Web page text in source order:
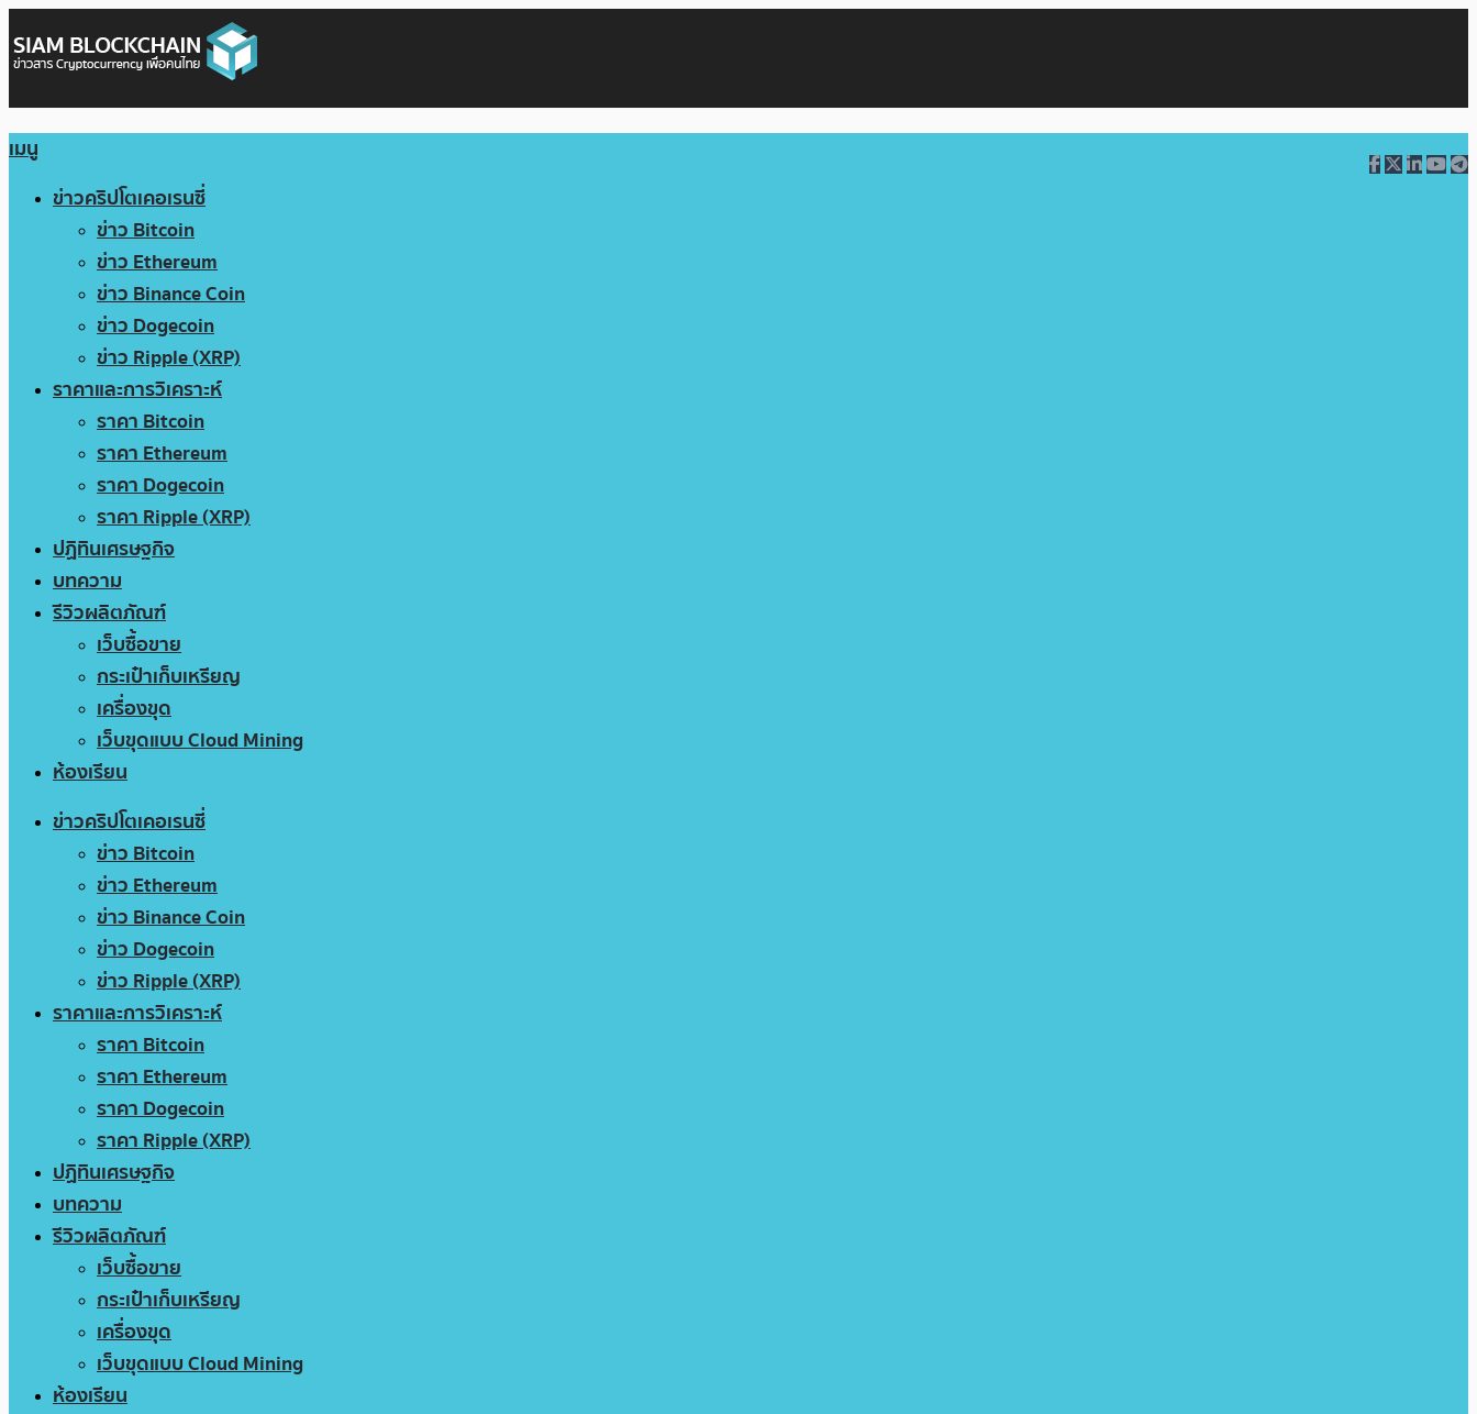
เมนู
ข่าวคริปโตเคอเรนซี่
ข่าว Bitcoin
ข่าว Ethereum
ข่าว Binance Coin
ข่าว Dogecoin
ข่าว Ripple (XRP)
ราคาและการวิเคราะห์
ราคา Bitcoin
ราคา Ethereum
ราคา Dogecoin
ราคา Ripple (XRP)
ปฏิทินเศรษฐกิจ
บทความ
รีวิวผลิตภัณฑ์
เว็บซื้อขาย
กระเป๋าเก็บเหรียญ
เครื่องขุด
เว็บขุดแบบ Cloud Mining
ห้องเรียน
ข่าวคริปโตเคอเรนซี่
ข่าว Bitcoin
ข่าว Ethereum
ข่าว Binance Coin
ข่าว Dogecoin
ข่าว Ripple (XRP)
ราคาและการวิเคราะห์
ราคา Bitcoin
ราคา Ethereum
ราคา Dogecoin
ราคา Ripple (XRP)
ปฏิทินเศรษฐกิจ
บทความ
รีวิวผลิตภัณฑ์
เว็บซื้อขาย
กระเป๋าเก็บเหรียญ
เครื่องขุด
เว็บขุดแบบ Cloud Mining
ห้องเรียน